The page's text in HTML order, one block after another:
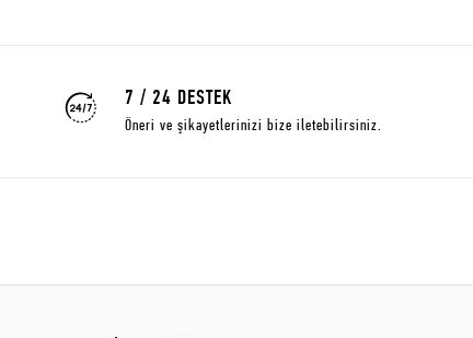
7 / 24 DESTEK
Öneri ve şikayetlerinizi bize iletebilirsiniz.